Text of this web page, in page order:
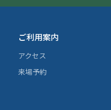
ご利用案内
アクセス
来場予約